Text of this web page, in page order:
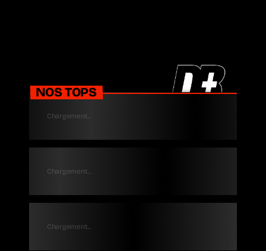
NOS TOPS
Chargement...
Chargement...
Chargement...